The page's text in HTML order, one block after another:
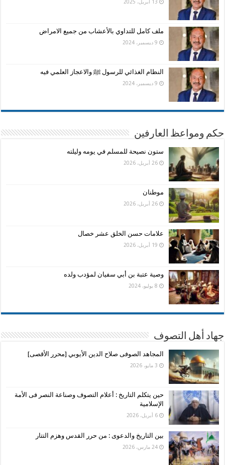
13 أبريل، 2025
ملف كامل للتداوي بالأعشاب من جميع الامراض
9 ديسمبر، 2024
النظام الغذائي للرسول ﷺ والاعجاز العلمي فيه
9 ديسمبر، 2024
حكم ومواعظ العارفين
ستون نصيحة للمسلم في يومه وليلته
26 أبريل، 2026
موطنان
26 أبريل، 2026
علامات حسن الخلق عشر خصال
19 أبريل، 2026
وصية عتبة بن أبي سفيان لمؤدب ولده
8 يوليو، 2024
جهاد أهل التصوف
المجاهد الصوفى صلاح الدين الأيوبي [محرر الأقصى]
3 مايو، 2026
حين يتكلم التاريخ : أعلام التصوف وصناعة النصر فى الأمة
الإسلامية
6 أبريل، 2026
بين التاريخ والدعوى : من حرر القدس وهزم التتار
24 مارس، 2026